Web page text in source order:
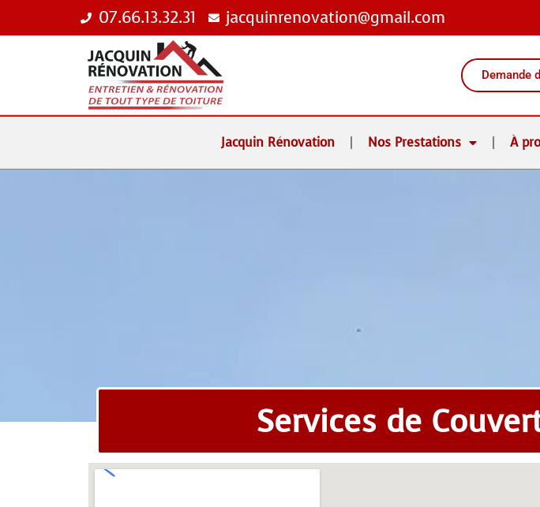
07.66.13.32.31 jacquinrenovation@gmail.com
Demande
Jacquin Rénovation Nos Prestations À
Services de